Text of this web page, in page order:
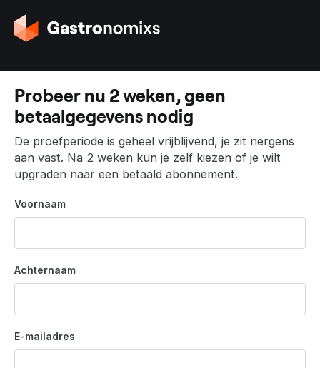
G
a
a
a
r
d
e
h
o
e
p
g
i
n
Probeer nu 2 weken, geen
betaalgegevens nodig
De proefperiode is geheel vrijblijvend, je zit nergens
aan vast. Na 2 weken kun je zelf kiezen of je wilt
upgraden naar een betaald abonnement.
Voornaam
Achternaam
E-mailadres